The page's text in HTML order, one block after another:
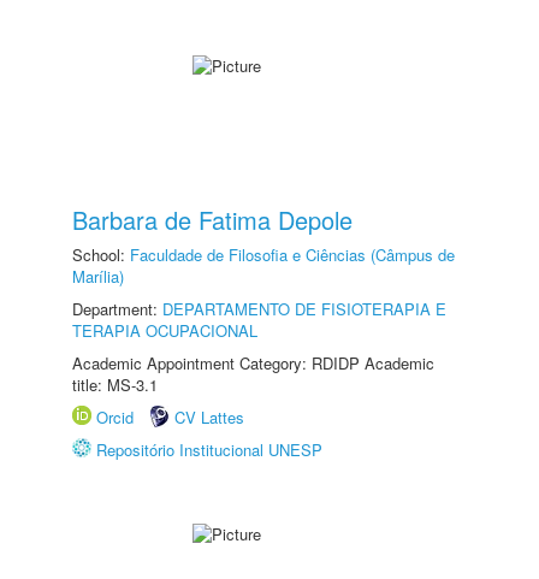
Barbara de Fatima Depole
School: Faculdade de Filosofia e Ciências (Câmpus de
Marília)
Department: DEPARTAMENTO DE FISIOTERAPIA E
TERAPIA OCUPACIONAL
Academic Appointment Category: RDIDP Academic
title: MS-3.1
Orcid
CV Lattes
Repositório Institucional UNESP